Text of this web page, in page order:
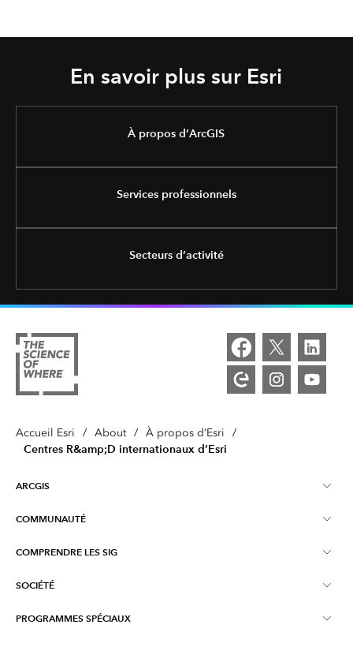
En savoir plus sur Esri
À propos d’ArcGIS
Services professionnels
Secteurs d’activité
Accueil Esri / About / À propos d’Esri /
Centres R&amp;D internationaux d’Esri
ARCGIS
Vue d’ensemble d’ArcGIS
COMMUNAUTÉ
Esri Community
COMPRENDRE LES SIG
Qu’est-ce qu’un SIG ?
SOCIÉTÉ
À propos d’Esri
PROGRAMMES SPÉCIAUX